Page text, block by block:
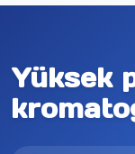
Yüksek